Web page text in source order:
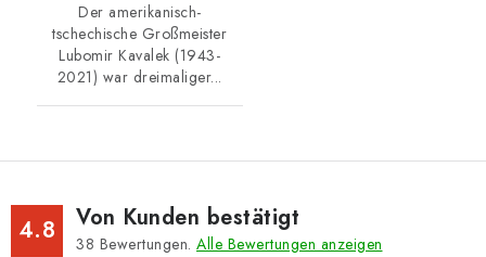
Der amerikanisch-
tschechische Großmeister
Lubomir Kavalek (1943-
2021) war dreimaliger...
4.8 Von Kunden bestätigt
38 Bewertungen. Alle Bewertungen anzeigen